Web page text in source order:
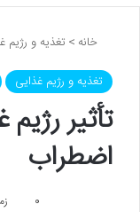
خانه > تغذیه و رژیم
تغذیه و رژیم غذایی
تأثیر
اضطراب
0